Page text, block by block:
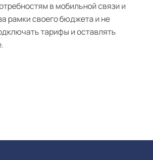
в мобильной связи и
рамки своего бюджета и не
тарифы и оставлять